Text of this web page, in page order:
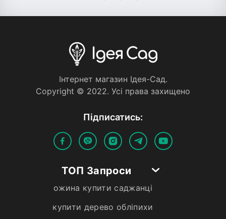
Iнтернет магазин Iдея-Сад.
Copyright © 2022. Усi права захищено
Пiдписатись:
ТОП Запроси
ожина купити саджанці
купити дерево обліпихи